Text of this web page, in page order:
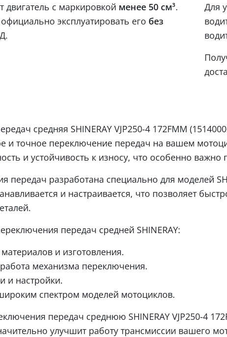
с маркировкой менее 50 см³.
эксплуатировать его без
Для
средняя SHINERAY VJP250-4 172FMM
и точное переключение передач на вашем
и устойчивость к износу, что особенно
передач разработана специально для моделей
и настраивается, что позволяет
передач средней SHINERAY:
и изготовления.
механизма переключения.
и настройки.
спектром моделей мотоциклов.
передач среднюю SHINERAY VJP250-4
улучшит работу трансмиссии вашего